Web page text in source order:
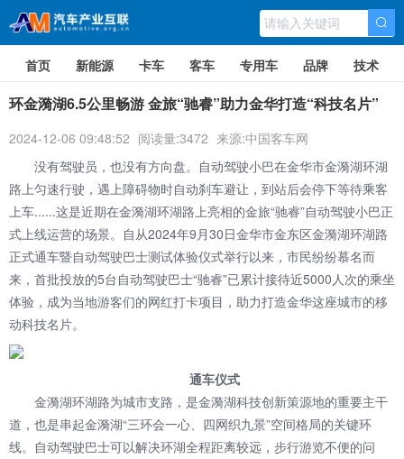
首页 新能源 卡车 客车 专用车 品牌 技术
环金漪湖6.5公里畅游 金旅“驰睿”助力金华打造“科技名片”
2024-12-06 09:48:52 阅读量:3472 来源:中国客车网
没有驾驶员，也没有方向盘。自动驾驶小巴在金华市金漪湖环湖
路上匀速行驶，遇上障碍物时自动刹车避让，到站后会停下等待乘客
上车......这是近期在金漪湖环湖路上亮相的金旅“驰睿”自动驾驶小巴正
式上线运营的场景。自从2024年9月30日金华市金东区金漪湖环湖路
正式通车暨自动驾驶巴士测试体验仪式举行以来，市民纷纷慕名而
来，首批投放的5台自动驾驶巴士“驰睿”已累计接待近5000人次的乘坐
体验，成为当地游客们的网红打卡项目，助力打造金华这座城市的移
动科技名片。
通车仪式
金漪湖环湖路为城市支路，是金漪湖科技创新策源地的重要主干
道，也是串起金漪湖“三环会一心、四网织九景”空间格局的关键环
线。自动驾驶巴士可以解决环湖全程距离较远，步行游览不便的问